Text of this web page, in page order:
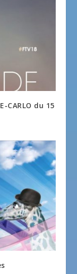
CARLO du 15